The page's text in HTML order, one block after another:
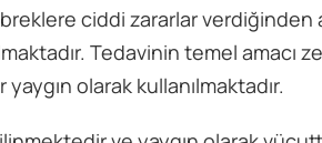
ciddi zararlar verdiğinden
Tedavinin temel amacı
olarak kullanılmaktadır.